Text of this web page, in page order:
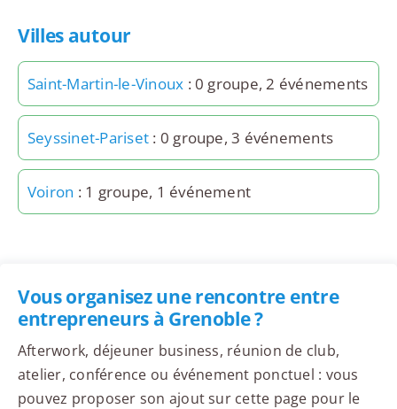
Villes autour
Saint-Martin-le-Vinoux : 0 groupe, 2 événements
Seyssinet-Pariset : 0 groupe, 3 événements
Voiron : 1 groupe, 1 événement
Vous organisez une rencontre entre
entrepreneurs à Grenoble ?
Afterwork, déjeuner business, réunion de club,
atelier, conférence ou événement ponctuel : vous
pouvez proposer son ajout sur cette page pour le